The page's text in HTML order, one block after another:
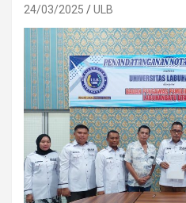
24/03/2025 ULB